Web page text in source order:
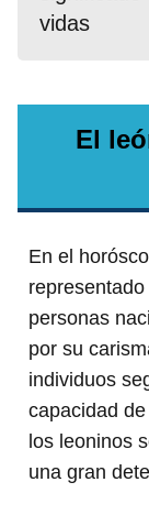
vidas
El
En el
personas
por su
individuos
capacidad
los leoninos
una gran